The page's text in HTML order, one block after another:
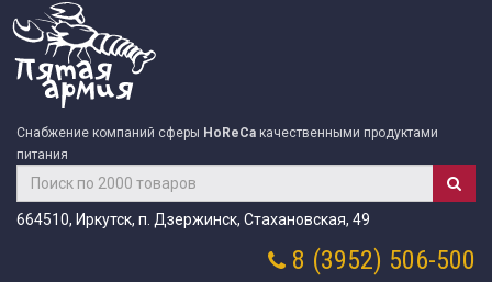
Снабжение компаний сферы HoReCa качественными продуктами
питания
664510, Иркутск, п. Дзержинск, Стахановская, 49
8 (3952) 506-500